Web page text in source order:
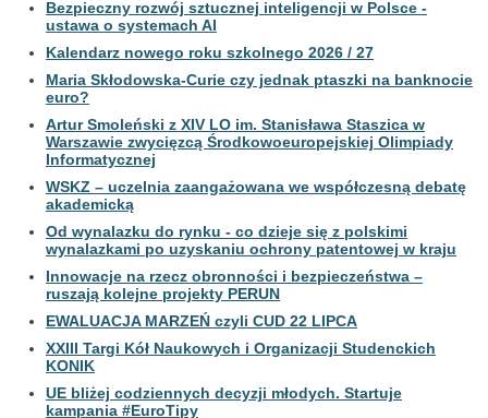
Bezpieczny rozwój sztucznej inteligencji w Polsce -
ustawa o systemach AI
Kalendarz nowego roku szkolnego 2026 / 27
Maria Skłodowska-Curie czy jednak ptaszki na banknocie
euro?
Artur Smoleński z XIV LO im. Stanisława Staszica w
Warszawie zwycięzcą Środkowoeuropejskiej Olimpiady
Informatycznej
WSKZ – uczelnia zaangażowana we współczesną debatę
akademicką
Od wynalazku do rynku - co dzieje się z polskimi
wynalazkami po uzyskaniu ochrony patentowej w kraju
Innowacje na rzecz obronności i bezpieczeństwa –
ruszają kolejne projekty PERUN
EWALUACJA MARZEŃ czyli CUD 22 LIPCA
XXIII Targi Kół Naukowych i Organizacji Studenckich
KONIK
UE bliżej codziennych decyzji młodych. Startuje
kampania #EuroTipy